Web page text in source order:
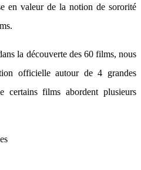
en valeur de la notion de sororité
la découverte des 60 films, nous
officielle autour de 4 grandes
certains films abordent plusieurs